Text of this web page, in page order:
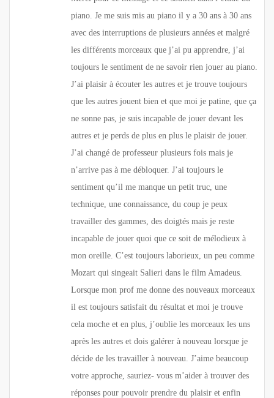
piano. Je me suis mis au piano il y a 30 ans à 30 ans
avec des interruptions de plusieurs années et malgré
les différents morceaux que j’ai pu apprendre, j’ai
toujours le sentiment de ne savoir rien jouer au piano.
J’ai plaisir à écouter les autres et je trouve toujours
que les autres jouent bien et que moi je patine, que ça
ne sonne pas, je suis incapable de jouer devant les
autres et je perds de plus en plus le plaisir de jouer.
J’ai changé de professeur plusieurs fois mais je
n’arrive pas à me débloquer. J’ai toujours le
sentiment qu’il me manque un petit truc, une
technique, une connaissance, du coup je peux
travailler des gammes, des doigtés mais je reste
incapable de jouer quoi que ce soit de mélodieux à
mon oreille. C’est toujours laborieux, un peu comme
Mozart qui singeait Salieri dans le film Amadeus.
Lorsque mon prof me donne des nouveaux morceaux
il est toujours satisfait du résultat et moi je trouve
cela moche et en plus, j’oublie les morceaux les uns
après les autres et dois galérer à nouveau lorsque je
décide de les travailler à nouveau. J’aime beaucoup
votre approche, sauriez- vous m’aider à trouver des
réponses pour pouvoir prendre du plaisir et enfin